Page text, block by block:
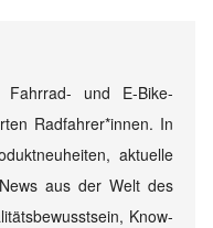
und E-Bike-
Radfahrer*innen. In
aktuelle
aus der Welt des
Know-